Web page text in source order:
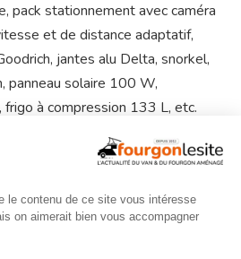
pack stationnement avec caméra
et de distance adaptatif,
jantes alu Delta, snorkel,
solaire 100 W,
à compression 133 L, etc.
Flex 5 «
édition limitée